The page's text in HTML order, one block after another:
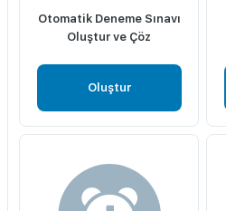
Otomatik Deneme Sınavı
Oluştur ve Çöz
Oluştur